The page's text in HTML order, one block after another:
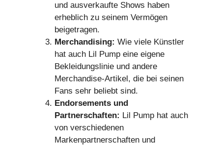
und ausverkaufte Shows haben
erheblich zu seinem Vermögen
beigetragen.
Merchandising: Wie viele Künstler
hat auch Lil Pump eine eigene
Bekleidungslinie und andere
Merchandise-Artikel, die bei seinen
Fans sehr beliebt sind.
Endorsements und
Partnerschaften: Lil Pump hat auch
von verschiedenen
Markenpartnerschaften und